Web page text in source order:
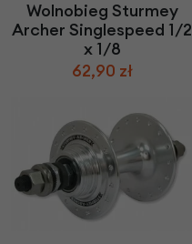
Wolnobieg Sturmey
Archer Singlespeed 1/2
x 1/8
62,90 zł